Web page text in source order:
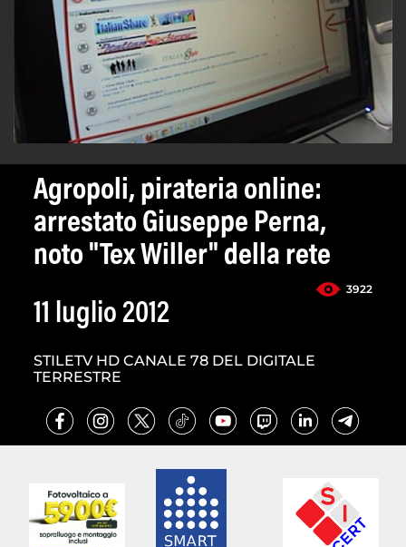
Agropoli, pirateria online:
arrestato Giuseppe Perna,
noto "Tex Willer" della rete
3922
11 luglio 2012
STILETV HD CANALE 78 DEL DIGITALE
TERRESTRE